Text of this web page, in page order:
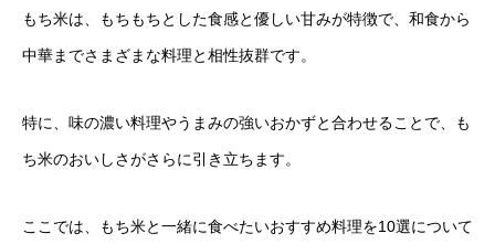
もち米は、もちもちとした食感と優しい甘みが特徴で、和食から
中華までさまざまな料理と相性抜群です。
特に、味の濃い料理やうまみの強いおかずと合わせることで、も
ち米のおいしさがさらに引き立ちます。
ここでは、もち米と一緒に食べたいおすすめ料理を10選について